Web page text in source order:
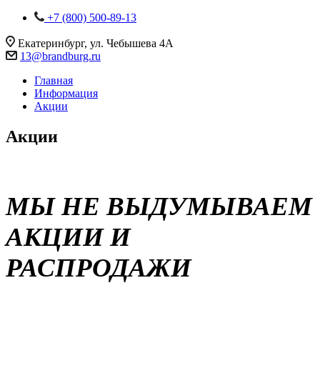
+7 (800) 500-89-13
Екатеринбург, ул. Чебышева 4А
13@brandburg.ru
Главная
Информация
Акции
Акции
МЫ НЕ ВЫДУМЫВАЕМ
АКЦИИ И
РАСПРОДАЖИ